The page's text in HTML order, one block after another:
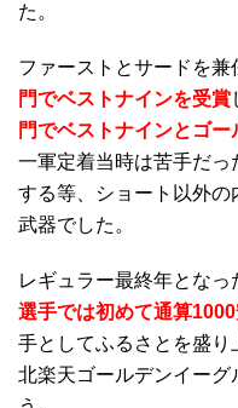
た。
ファーストとサードを
門でベストナインを受賞
門でベストナインとゴ
一軍定着当時は苦手だ
する等、ショート以外の
武器でした。
レギュラー最終年となっ
選手では初めて通算
手としてふるさとを盛
北楽天ゴールデンイーグ